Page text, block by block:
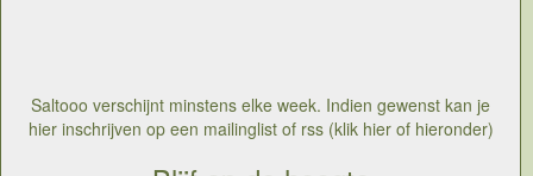
en een sterke vakbond een pak voordelen opgebouwd
die misschien vandaag niet meer realistisch zijn, als je
merkt dat in alle sectoren de riem aangetrokken wordt.
Als echter een inspanning aan het spoorpersoneel
Saltooo verschijnt minstens elke week. Indien gewenst kan je
hier inschrijven op een mailinglist of rss (klik hier of hieronder)